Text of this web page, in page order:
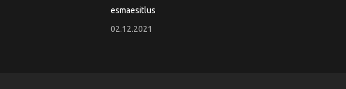
esmaesitlus
02.12.2021